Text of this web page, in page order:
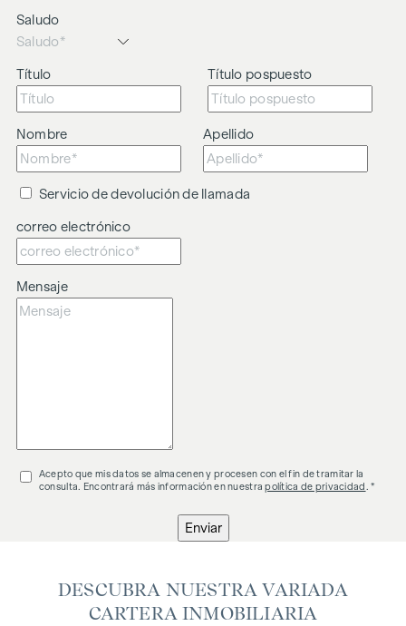
Advertimos de que existe una estrecha relación familiar o
comercial entre el agente y el tercero objeto de la
El agente actúa como doble intermediario.
Saludo
Título Título pospuesto
Nombre Apellido
Servicio de devolución de llamada
correo electrónico
Mensaje
Acepto que mis datos se almacenen y procesen con el fin de tramitar la
consulta. Encontrará más información en nuestrapolítica de privacidad . *
Enviar
DESCUBRA NUESTRA VARIADA
CARTERA INMOBILIARIA